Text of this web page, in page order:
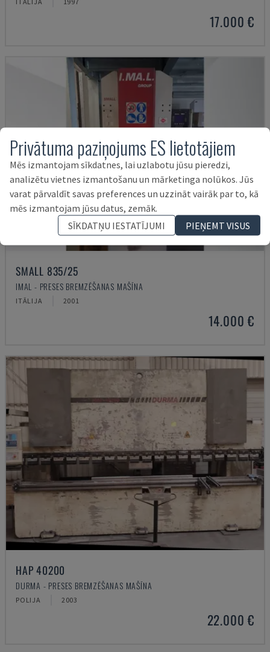
17.000 €
SMALL 835/25
IMAL - PRESES BREMZĒŠANAS MAŠĪNA
ITĀLIJA 2001
14.000 €
HAP 40200
DURMA - PRESES BREMZĒŠANAS MAŠĪNA
POLIJA 2003
22.000 €
Privātuma paziņojums ES lietotājiem
Mēs izmantojam sīkdatnes, lai uzlabotu jūsu pieredzi,
analizētu vietnes izmantošanu un mārketinga nolūkos. Jūs
varat pārvaldīt savas preferences un uzzināt vairāk par to, kā
mēs izmantojam jūsu datus, zemāk.
SĪKDATŅU IESTATĪJUMI
PIEŅEMT VISUS